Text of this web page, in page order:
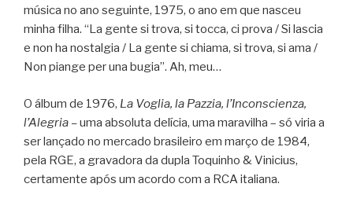
música no ano seguinte, 1975, o ano em que nasceu
minha filha. “La gente si trova, si tocca, ci prova / Si lascia
e non ha nostalgia / La gente si chiama, si trova, si ama /
Non piange per una bugia”. Ah, meu…
O álbum de 1976, La Voglia, la Pazzia, l’Inconscienza,
l’Alegria –uma absoluta delícia, uma maravilha – só viria a
ser lançado no mercado brasileiro em março de 1984,
pela RGE, a gravadora da dupla Toquinho & Vinicius,
certamente após um acordo com a RCA italiana.